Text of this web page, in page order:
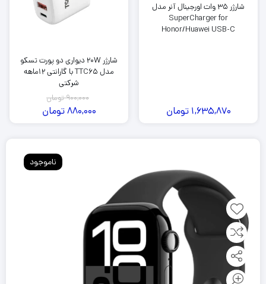
شارژر 35 وات اورجینال آنر مدل
SuperCharger for
Honor/Huawei USB-C
1,635,870 تومان
شارژر 20W دیواری دو پورت تسکو
مدل TTC65 با گارانتی 12ماهه
شرکتی
900,000تومان
880,000تومان
ناموجود